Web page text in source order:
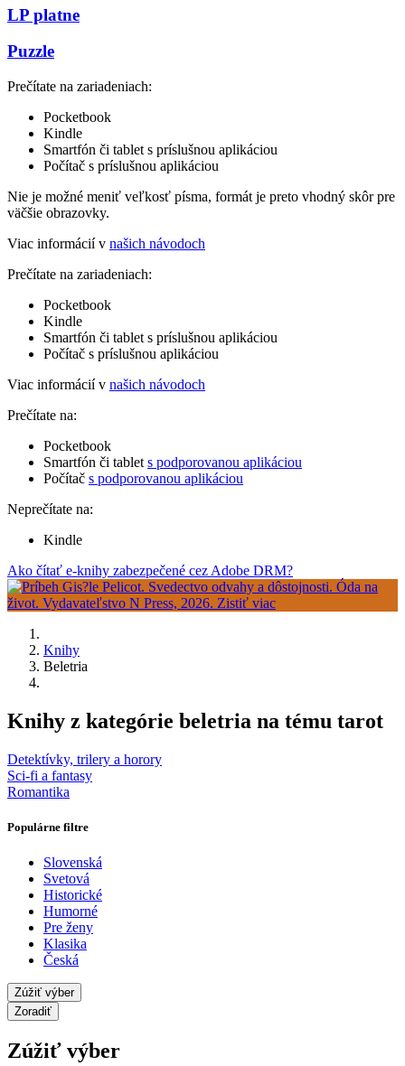
LP platne
Puzzle
Prečítate na zariadeniach:
Pocketbook
Kindle
Smartfón či tablet s príslušnou aplikáciou
Počítač s príslušnou aplikáciou
Nie je možné meniť veľkosť písma, formát je preto vhodný skôr pre
väčšie obrazovky.
Viac informácií v našich návodoch
Prečítate na zariadeniach:
Pocketbook
Kindle
Smartfón či tablet s príslušnou aplikáciou
Počítač s príslušnou aplikáciou
Viac informácií v našich návodoch
Prečítate na:
Pocketbook
Smartfón či tablet s podporovanou aplikáciou
Počítač s podporovanou aplikáciou
Neprečítate na:
Kindle
Ako čítať e-knihy zabezpečené cez Adobe DRM?
Knihy
Beletria
Knihy z kategórie beletria na tému tarot
Detektívky, trilery a horory
Sci-fi a fantasy
Romantika
Populárne filtre
Slovenská
Svetová
Historické
Humorné
Pre ženy
Klasika
Česká
Zúžiť výber
Zoradiť
Zúžiť výber